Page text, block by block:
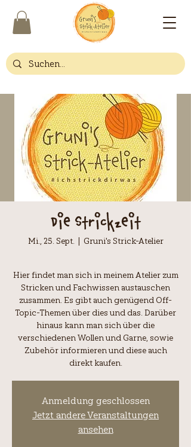
Die Strickzeit
Mi., 25. Sept.
  |
Gruni's Strick-Atelier
Hier findet man sich in meinem Atelier zum
Stricken und Fachwissen austauschen
zusammen. Es gibt auch genügend Off-
Topic-Themen über dies und das. Darüber
hinaus kann man sich über die
verschiedenen Wollen und Garne, sowie
Zubehör informieren und diese auch
Anmeldung geschlossen
Jetzt andere Veranstaltungen
ansehen